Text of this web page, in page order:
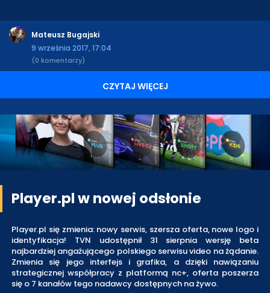
Mateusz Bugajski
9 września 2017, 17:04
(0 komentarzy)
CZYTAJ WIĘCEJ
Player.pl w nowej odsłonie
Player.pl się zmienia: nowy serwis, szersza oferta, nowe logo i
identyfikacja! TVN udostępnił 31 sierpnia wersję beta
najbardziej angażującego polskiego serwisu video na żądanie.
Zmienia się jego interfejs i grafika, a dzięki nawiązaniu
strategicznej współpracy z platformą nc+, oferta poszerza
się o 7 kanałów tego nadawcy dostępnych na żywo.